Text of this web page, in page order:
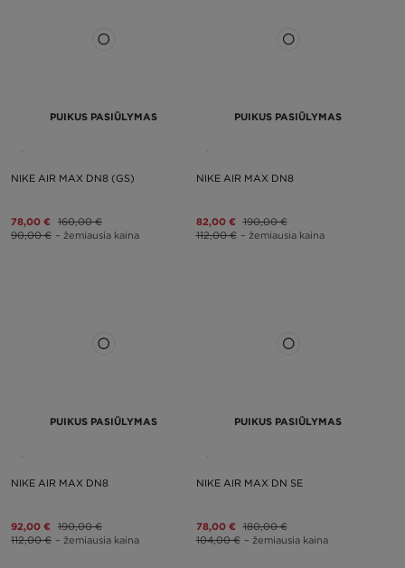
PUIKUS PASIŪLYMAS
NIKE AIR MAX DN8 (GS)
78,00 € 160,00 €
90,00 € – žemiausia kaina
PUIKUS PASIŪLYMAS
NIKE AIR MAX DN8
82,00 € 190,00 €
112,00 € – žemiausia kaina
PUIKUS PASIŪLYMAS
NIKE AIR MAX DN8
92,00 € 190,00 €
112,00 € – žemiausia kaina
PUIKUS PASIŪLYMAS
NIKE AIR MAX DN SE
78,00 € 180,00 €
104,00 € – žemiausia kaina